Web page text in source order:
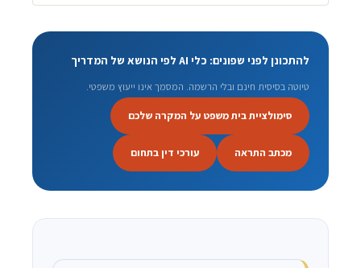
להתכונן לפני שפונים: כלי AI לפי הנושא של המדריך
טיוטה בסיסית חינם ובלי הרשמה. המסמך אינו ייעוץ משפטי.
סימולציית בית משפט על המקרה שלכם
מכתב התראה עורכי דין בתחום